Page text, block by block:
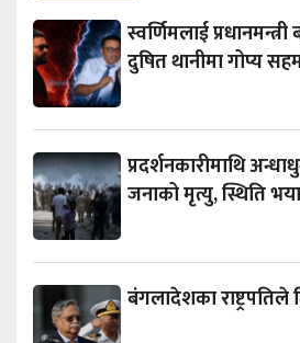
स्वर्णिमलाई
दुषित थानीमा गोप्य
प्रदर्शनकारीमाथि
जनाको मृत्यु, स्थिति
बंगलादेशका राष्ट्रपतिले